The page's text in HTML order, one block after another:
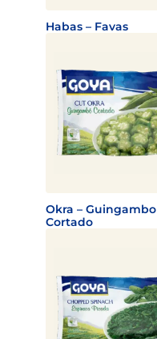
Habas – Favas
Okra – Guingambo
Cortado